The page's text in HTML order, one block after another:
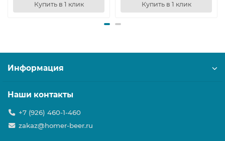
Купить в 1 клик Купить в 1 клик
Информация
Наши контакты
+7 (926) 460-1-460
zakaz@homer-beer.ru